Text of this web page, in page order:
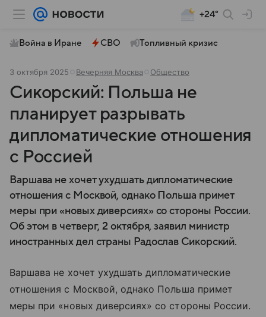
+24°
Война в Иране СВО Топливный кризис
3 октября 2025 Вечерняя Москва Общество
Сикорский: Польша не
планирует разрывать
дипломатические отношения
с Россией
Варшава не хочет ухудшать дипломатические
отношения с Москвой, однако Польша примет
меры при «новых диверсиях» со стороны России.
Об этом в четверг, 2 октября, заявил министр
иностранных дел страны Радослав Сикорский.
Варшава не хочет ухудшать дипломатические
отношения с Москвой, однако Польша примет
меры при «новых диверсиях» со стороны России.